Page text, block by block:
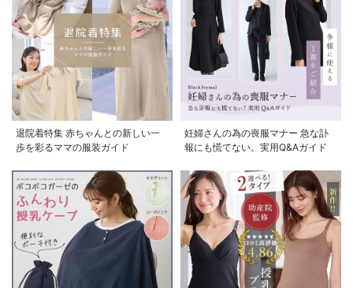
退院着特集 赤ちゃんとの新しい一
歩を彩るママの服装ガイド
妊婦さんの為の喪服マナー 急な訃
報にも慌てない。実用Q&Aガイド